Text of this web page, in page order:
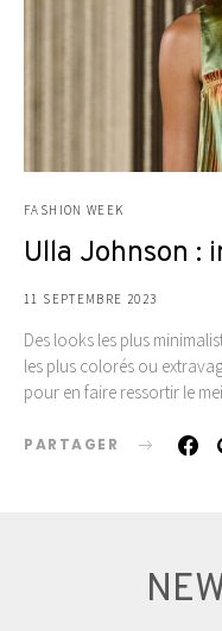
FASHION WEEK
Ulla Johnson :
11 SEPTEMBRE 2023
Des looks les plus
les plus colorés ou
pour en faire ressortir le
PARTAGER